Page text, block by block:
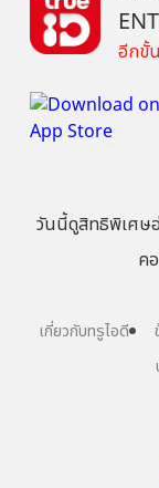
อีกขั้
วันนี้ดูสิทธิพิเศษ
ค
เกี่ยวกับทรูไอดี